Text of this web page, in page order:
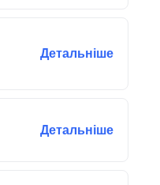
Детальніше
Детальніше